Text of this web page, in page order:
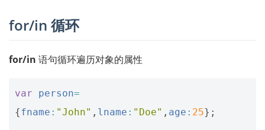
for/in 循环
for/in 语句循环遍历对象的属性
var person=
{fname : "John" , lname : "Doe" , age : 25};